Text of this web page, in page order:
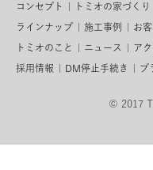
コンセプト トミオの家づくり
ラインナップ 施工事例 お
トミオのこと ニュース ア
採用情報 DM停止手続き プ
© 2017